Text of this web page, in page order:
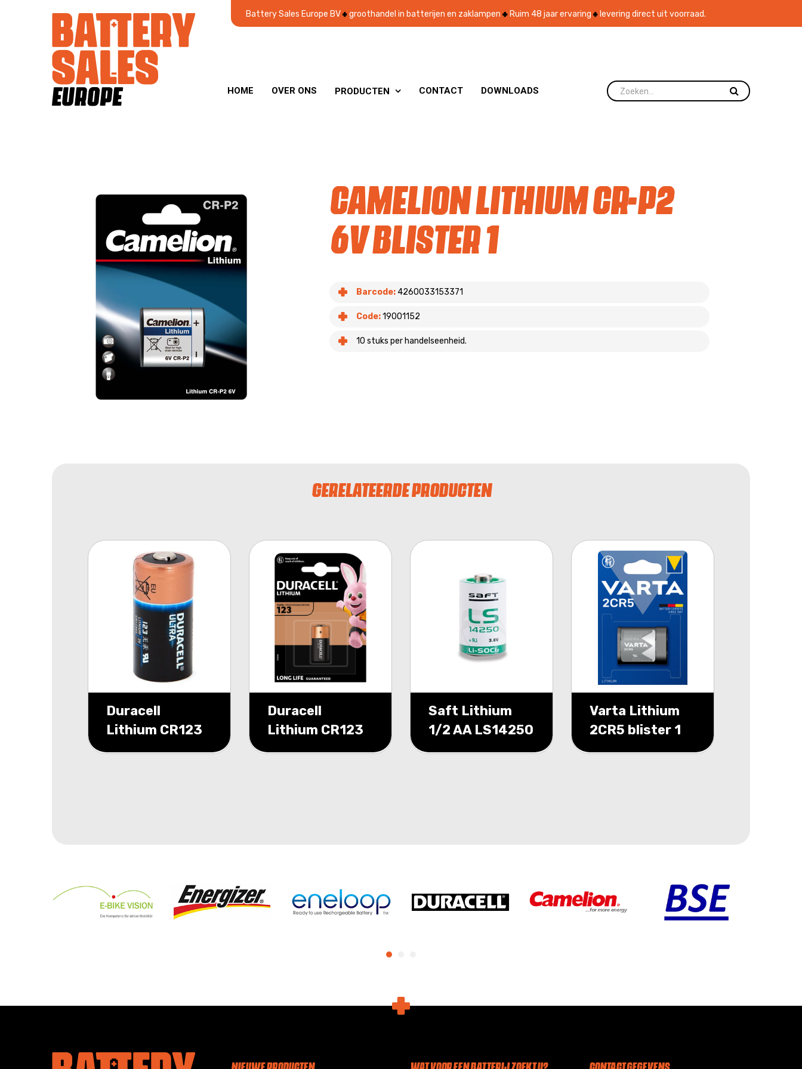
Battery Sales Europe BV groothandel in batterijen en zaklampen Ruim 48 jaar ervaring levering direct uit voorraad.
HOME OVER ONS PRODUCTEN  CONTACT DOWNLOADS
Camelion Lithium CR-P2
6V blister 1
Barcode:4260033153371
Code:19001152
10 stuks per handelseenheid.
GERELATEERDE PRODUCTEN
Duracell
Lithium CR123
3v lithium
Duracell
Lithium CR123
3V blister 1
Saft Lithium
1/2 AA LS14250
3,6volt
Varta Lithium
2CR5 blister 1
NIEUWE PRODUCTEN WAT VOOR EEN BATTERIJ ZOEKT U? CONTACT GEGEVENS